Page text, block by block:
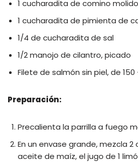
1 cucharadita de comino molido
1 cucharadita de pimienta de
1/4 de cucharadita de sal
1/2 manojo de cilantro, picado
Filete de salmón sin piel, de 150
Preparación:
Precalienta la parrilla a fuego
En un envase grande, mezcla
aceite de maíz, el jugo de 1